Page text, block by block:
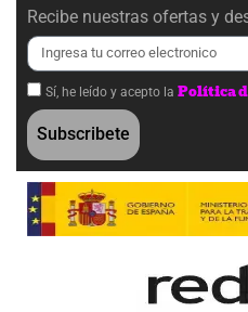
Recibe nuestras ofertas y
Sí, he leído y acepto la Política
Subscribete